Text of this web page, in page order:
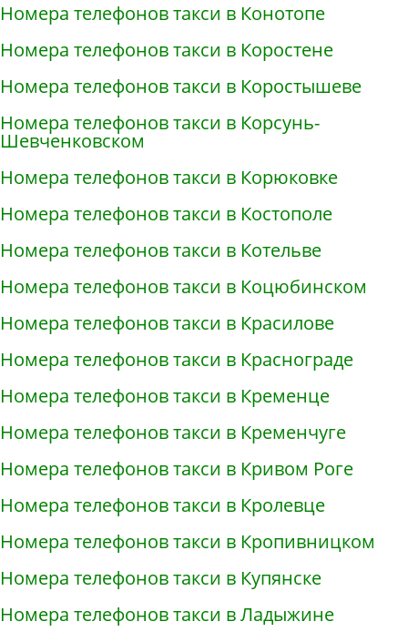
Номера телефонов такси в Конотопе
Номера телефонов такси в Коростене
Номера телефонов такси в Коростышеве
Номера телефонов такси в Корсунь-
Шевченковском
Номера телефонов такси в Корюковке
Номера телефонов такси в Костополе
Номера телефонов такси в Котельве
Номера телефонов такси в Коцюбинском
Номера телефонов такси в Красилове
Номера телефонов такси в Краснограде
Номера телефонов такси в Кременце
Номера телефонов такси в Кременчуге
Номера телефонов такси в Кривом Роге
Номера телефонов такси в Кролевце
Номера телефонов такси в Кропивницком
Номера телефонов такси в Купянске
Номера телефонов такси в Ладыжине